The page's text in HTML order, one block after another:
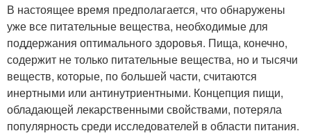
В настоящее время предполагается, что обнаружены
уже все питательные вещества, необходимые для
поддержания оптимального здоровья. Пища, конечно,
содержит не только питательные вещества, но и тысячи
веществ, которые, по большей части, считаются
инертными или антинутриентными. Концепция пищи,
обладающей лекарственными свойствами, потеряла
популярность среди исследователей в области питания.